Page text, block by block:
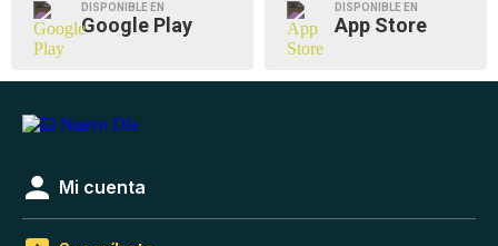
DISPONIBLE EN
Google Play
DISPONIBLE EN
App Store
Mi cuenta